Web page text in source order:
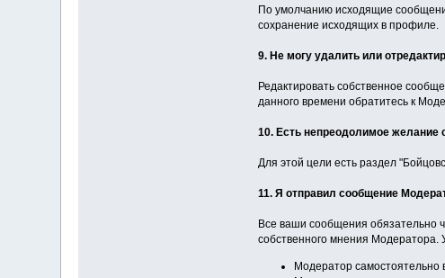
По умолчанию исходящие
сохранение исходящих в профиле.
9. Не могу удалить или
Редактировать собственное
данного времени обратитесь к
10. Есть непреодолимое желание
Для этой цели есть раздел
11. Я отправил сообщение
Все ваши сообщения обязательно
собственного мнения Модератора.
Модератор